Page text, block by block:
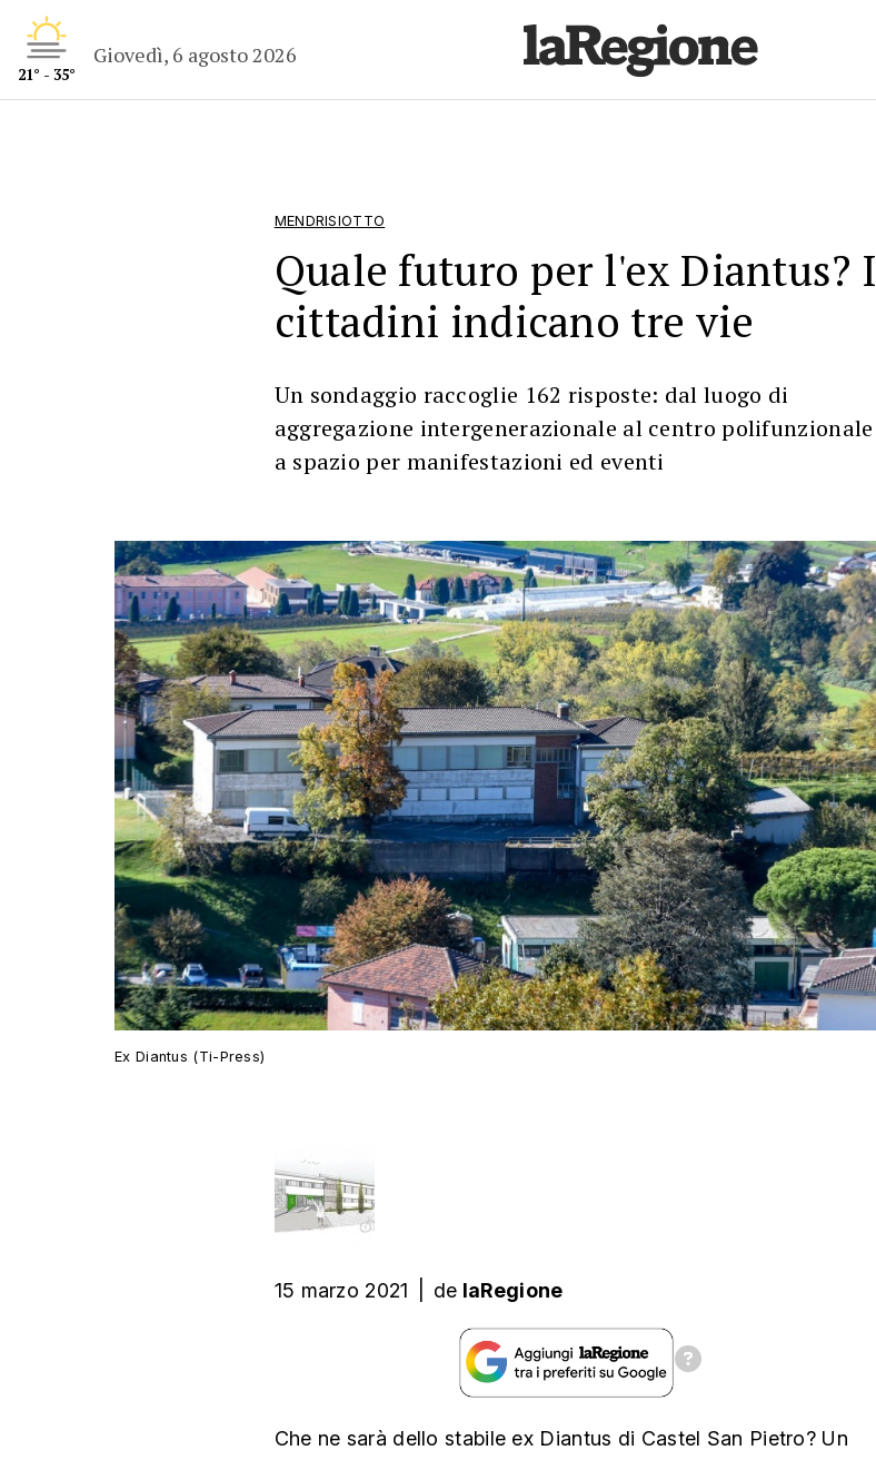
21° - 35°
Giovedì, 6 agosto 2026
MENDRISIOTTO
Quale futuro per l'ex Diantus? I
cittadini indicano tre vie
Un sondaggio raccoglie 162 risposte: dal luogo di
aggregazione intergenerazionale al centro polifunzionale
a spazio per manifestazioni ed eventi
Ex Diantus (Ti-Press)
15 marzo 2021 de laRegione
Che ne sarà dello stabile ex Diantus di Castel San Pietro? Un